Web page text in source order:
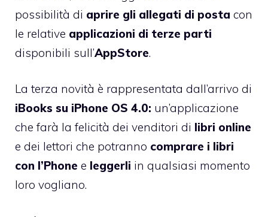
possibilità di aprire gli allegati di posta con
le relative applicazioni di terze parti
disponibili sull’AppStore.
La terza novità è rappresentata dall’arrivo di
iBooks su iPhone OS 4.0: un’applicazione
che farà la felicità dei venditori di libri online
e dei lettori che potranno comprare i libri
con l’Phone e leggerli in qualsiasi momento
loro vogliano.